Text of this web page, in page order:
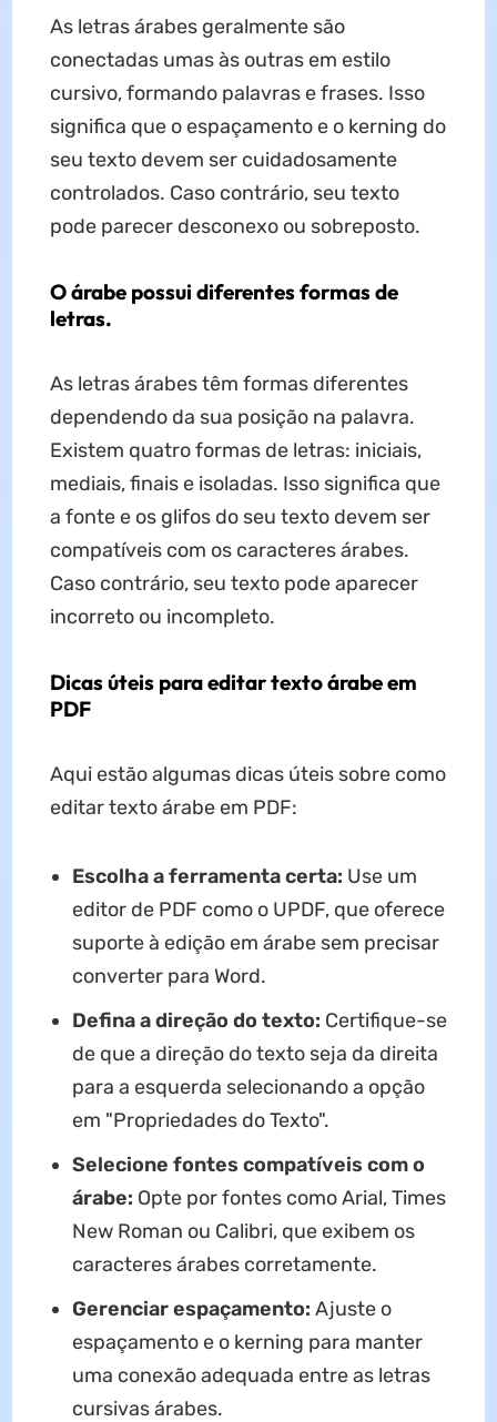
As letras árabes geralmente são
conectadas umas às outras em estilo
cursivo, formando palavras e frases. Isso
significa que o espaçamento e o kerning do
seu texto devem ser cuidadosamente
controlados. Caso contrário, seu texto
pode parecer desconexo ou sobreposto.
O árabe possui diferentes formas de
letras.
As letras árabes têm formas diferentes
dependendo da sua posição na palavra.
Existem quatro formas de letras: iniciais,
mediais, finais e isoladas. Isso significa que
a fonte e os glifos do seu texto devem ser
compatíveis com os caracteres árabes.
Caso contrário, seu texto pode aparecer
incorreto ou incompleto.
Dicas úteis para editar texto árabe em
PDF
Aqui estão algumas dicas úteis sobre como
editar texto árabe em PDF:
Escolha a ferramenta certa: Use um
editor de PDF como o UPDF, que oferece
suporte à edição em árabe sem precisar
converter para Word.
Defina a direção do texto: Certifique-se
de que a direção do texto seja da direita
para a esquerda selecionando a opção
em "Propriedades do Texto".
Selecione fontes compatíveis com o
árabe: Opte por fontes como Arial, Times
New Roman ou Calibri, que exibem os
caracteres árabes corretamente.
Gerenciar espaçamento: Ajuste o
espaçamento e o kerning para manter
uma conexão adequada entre as letras
cursivas árabes.